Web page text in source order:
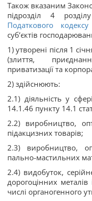
Також вказаним
підрозділ 4
Податкового кодексу
суб’єктів
1) утворені після 1
(злиття,
приватизації та
2) здійснюють:
2.1) діяльність у
14.1.46 пункту 14.1
2.2) виробництво,
підакцизних товарів;
2.3) виробництво,
пально-мастильних
2.4) видобуток,
дорогоцінних
числі органогенного